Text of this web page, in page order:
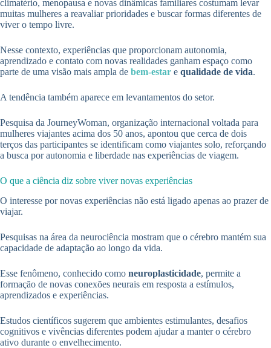
climatério, menopausa e novas dinâmicas familiares costumam levar
muitas mulheres a reavaliar prioridades e buscar formas diferentes de
viver o tempo livre.
Nesse contexto, experiências que proporcionam autonomia,
aprendizado e contato com novas realidades ganham espaço como
parte de uma visão mais ampla de bem-estar e qualidade de vida.
A tendência também aparece em levantamentos do setor.
Pesquisa da JourneyWoman, organização internacional voltada para
mulheres viajantes acima dos 50 anos, apontou que cerca de dois
terços das participantes se identificam como viajantes solo, reforçando
a busca por autonomia e liberdade nas experiências de viagem.
O que a ciência diz sobre viver novas experiências
O interesse por novas experiências não está ligado apenas ao prazer de
viajar.
Pesquisas na área da neurociência mostram que o cérebro mantém sua
capacidade de adaptação ao longo da vida.
Esse fenômeno, conhecido como neuroplasticidade, permite a
formação de novas conexões neurais em resposta a estímulos,
aprendizados e experiências.
Estudos científicos sugerem que ambientes estimulantes, desafios
cognitivos e vivências diferentes podem ajudar a manter o cérebro
ativo durante o envelhecimento.